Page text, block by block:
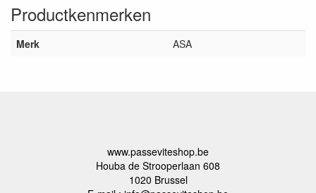
Productkenmerken
Merk ASA
www.passeviteshop.be
Houba de Strooperlaan 608
1020 Brussel